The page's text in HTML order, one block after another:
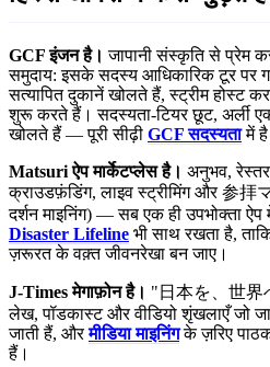
GCF इंजन है। जापानी संस्कृति से प्रेम
समुदाय: इसके सदस्य आधिकारिक टूर पर
सत्यापित दुकानें खोलते हैं, स्ट्रीम होस्ट
शुरू करते हैं। सदस्यता-टियर छूट, अर्ली
खोलते हैं — पूरी सीढ़ी GCF सदस्यतामें
Matsuri ऐप मार्केटप्लेस है। अनुभव,
क्राउडफ़ंडिंग, लाइव स्ट्रीमिंग और 参拝
दर्शन माइनिंग) — सब एक ही उपभोक्ता
Disaster Lifeline भी साथ रखता है,
ज़रूरत के वक़्त जीवनरेखा बन जाए।
J-Times मेगाफ़ोन है। "日本を、世界
लेख, पॉडकास्ट और वीडियो शृंखलाएँ जो
जाती हैं, औरमीडिया माइनिंगके ज़रिए
हैं।